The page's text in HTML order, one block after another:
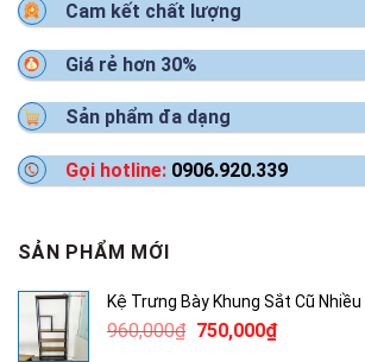
Cam kết chất lượng
Giá rẻ hơn 30%
Sản phẩm đa dạng
Gọi hotline: 0906.920.339
SẢN PHẨM MỚI
Kệ Trưng Bày Khung Sắt Cũ
960,000₫ Giá
750,000₫Giá